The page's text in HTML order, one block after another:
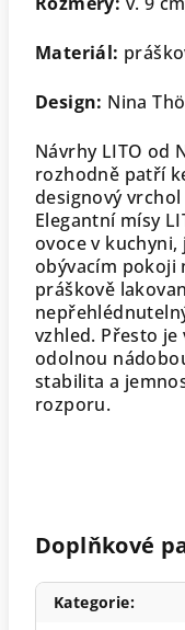
Materiál:
Design: Nina
Návrhy LITO od
rozhodně patří
designový
Elegantní mísy
ovoce v
obývacím pokoji
práškově
vzhled. Přesto
odolnou
stabilita a
rozporu.
Doplňkové
Kategorie: